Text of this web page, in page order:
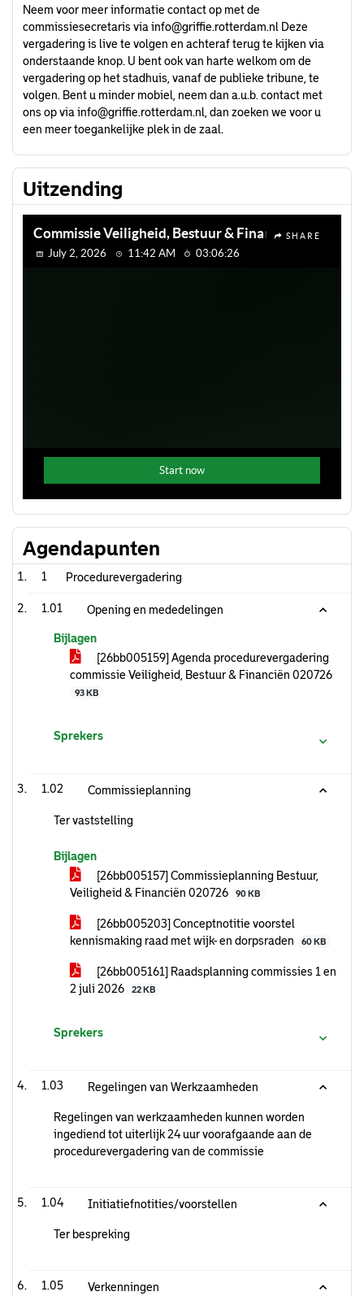
Neem voor meer informatie contact op met de
commissiesecretaris via info@griffie.rotterdam.nl Deze
vergadering is live te volgen en achteraf terug te kijken via
onderstaande knop. U bent ook van harte welkom om de
vergadering op het stadhuis, vanaf de publieke tribune, te
volgen. Bent u minder mobiel, neem dan a.u.b. contact met
ons op via info@griffie.rotterdam.nl , dan zoeken we voor u
een meer toegankelijke plek in de zaal.
Uitzending
Agendapunten
1 Procedurevergadering
1.01 Opening en mededelingen
Bijlagen
[26bb005159] Agenda procedurevergadering
commissie Veiligheid, Bestuur & Financiën 020726
93 KB
Sprekers
1.02 Commissieplanning
Ter vaststelling
Bijlagen
[26bb005157] Commissieplanning Bestuur,
Veiligheid & Financiën 020726
90 KB
[26bb005203] Conceptnotitie voorstel
kennismaking raad met wijk- en dorpsraden
60 KB
[26bb005161] Raadsplanning commissies 1 en
2 juli 2026
22 KB
Sprekers
1.03 Regelingen van Werkzaamheden
Regelingen van werkzaamheden kunnen worden
ingediend tot uiterlijk 24 uur voorafgaande aan de
procedurevergadering van de commissie
1.04 Initiatiefnotities/voorstellen
Ter bespreking
1.05 Verkenningen